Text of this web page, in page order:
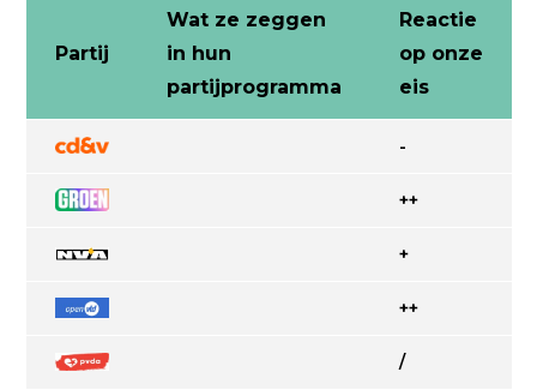
Partij
Wat ze zeggen
in hun
partijprogramma
Reactie
op onze
eis
-
++
+
++
/